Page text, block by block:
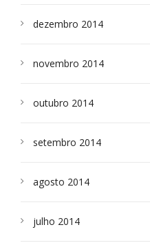
dezembro 2014
novembro 2014
outubro 2014
setembro 2014
agosto 2014
julho 2014